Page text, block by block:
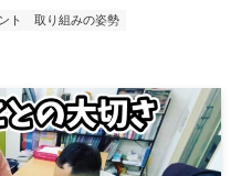
ト 取り組みの姿勢